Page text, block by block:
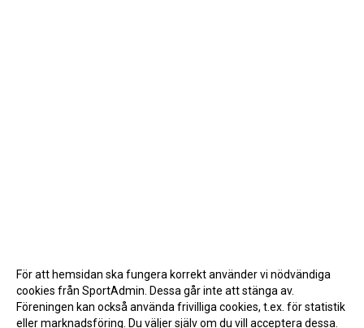
För att hemsidan ska fungera korrekt använder vi nödvändiga
cookies från SportAdmin. Dessa går inte att stänga av.
Föreningen kan också använda frivilliga cookies, t.ex. för statistik
eller marknadsföring. Du väljer själv om du vill acceptera dessa.